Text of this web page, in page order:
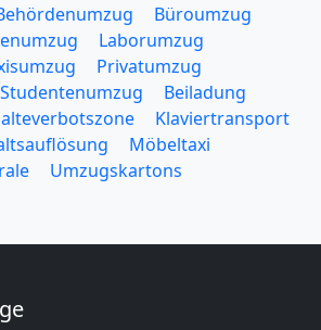
Büroumzug
Laborumzug
Privatumzug
Studentenumzug
Beiladung
Klaviertransport
Möbeltaxi
Umzugskartons